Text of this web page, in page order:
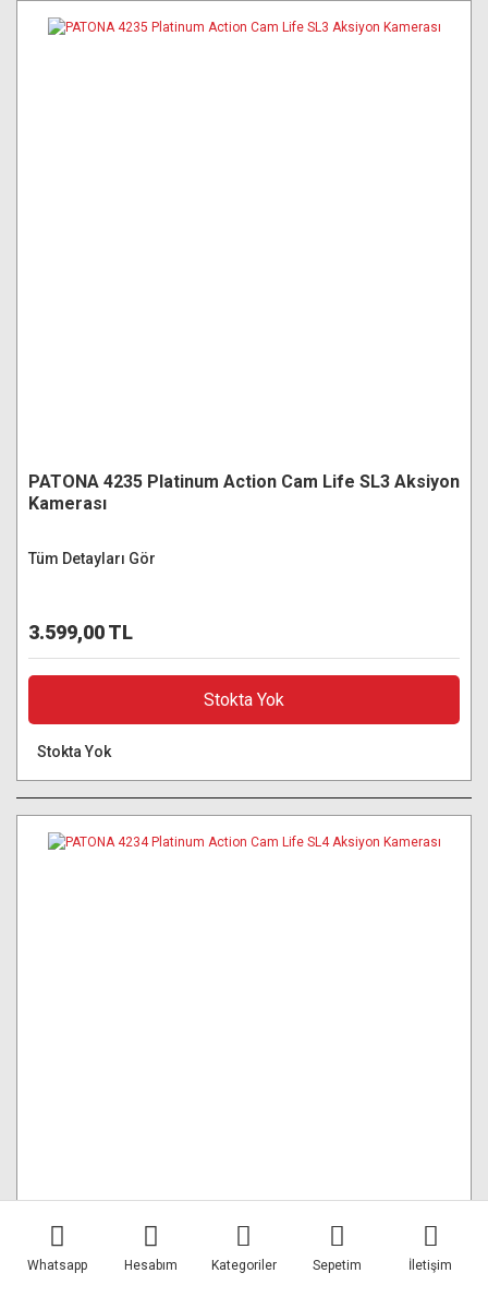
PATONA 4235 Platinum Action Cam Life SL3 Aksiyon
Kamerası
Tüm Detayları Gör
3.599,00 TL
Stokta Yok
Stokta Yok
Whatsapp Hesabım Kategoriler Sepetim İletişim